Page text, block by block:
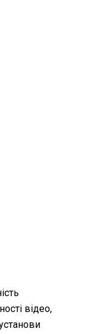
відео,